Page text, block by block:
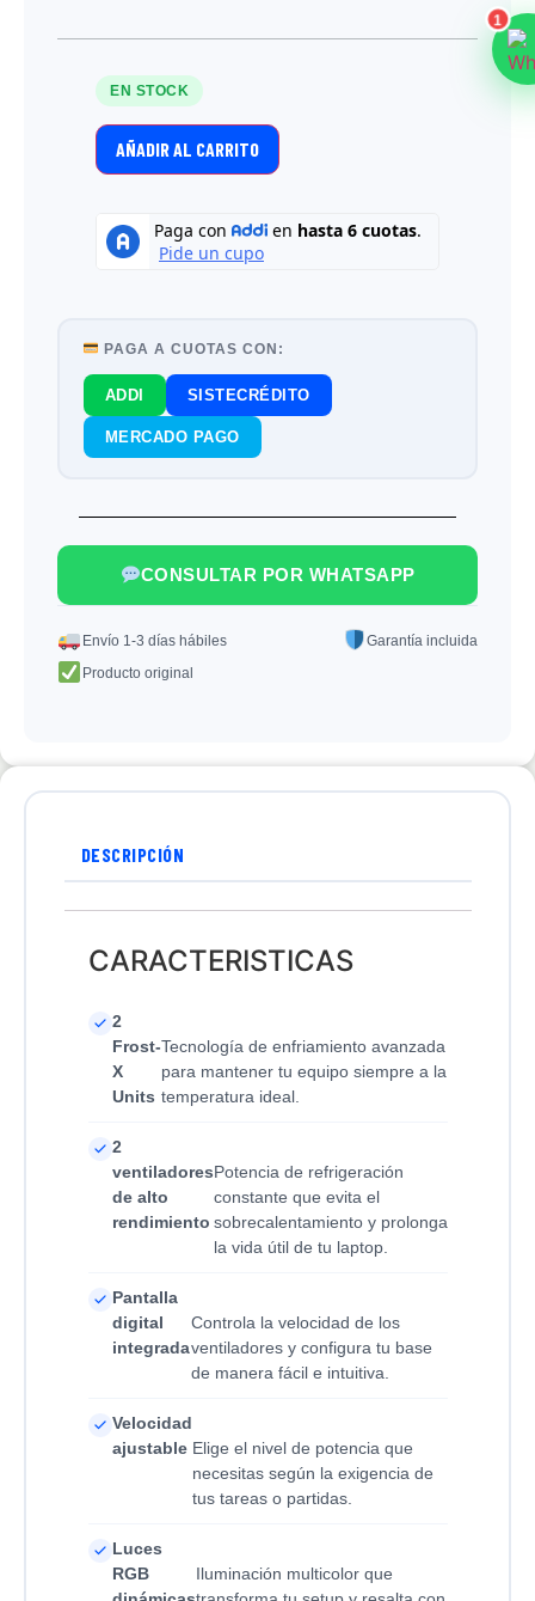
EN STOCK
AÑADIR AL CARRITO
PAGA A CUOTAS CON:
ADDI SISTECRÉDITO
MERCADO PAGO
CONSULTAR POR WHATSAPP
Envío 1-3 días hábiles
Garantía incluida
Producto original
DESCRIPCIÓN
CARACTERISTICAS
2
Frost-
X
Units
Tecnología de enfriamiento avanzada
para mantener tu equipo siempre a la
temperatura ideal.
2
ventiladores
de alto
rendimiento
Potencia de refrigeración
constante que evita el
sobrecalentamiento y prolonga
la vida útil de tu laptop.
Pantalla
digital
integrada
Controla la velocidad de los
ventiladores y configura tu base
de manera fácil e intuitiva.
Velocidad
ajustable Elige el nivel de potencia que
necesitas según la exigencia de
tus tareas o partidas.
Luces
RGB
Iluminación multicolor que
1